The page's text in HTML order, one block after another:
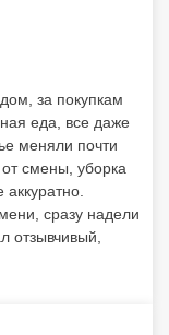
за покупкам
еда, все даже
меняли почти
смены, уборка
сразу надели
отзывчивый,